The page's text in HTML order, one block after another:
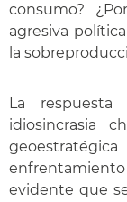
consumo?
agresiva
la
La
idiosincrasia
evidente que